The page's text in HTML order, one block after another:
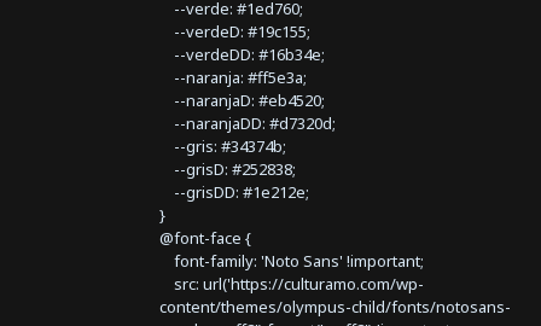
--verde: #1ed760;
--verdeD: #19c155;
--verdeDD: #16b34e;
--naranja: #ff5e3a;
--naranjaD: #eb4520;
--naranjaDD: #d7320d;
--gris: #34374b;
--grisD: #252838;
--grisDD: #1e212e;
}
@font-face {
font-family: 'Noto Sans' !important;
src: url('https://culturamo.com/wp-
content/themes/olympus-child/fonts/notosans-